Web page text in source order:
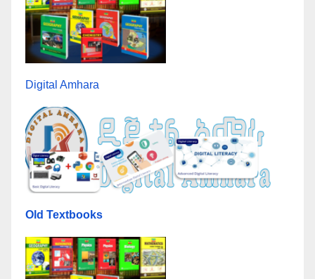
Digital Amhara
Old Textbooks